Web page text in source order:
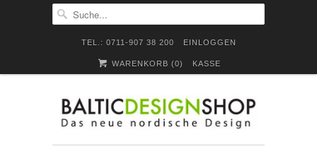
TEL.: 0711-907 38 200 EINLOGGEN
WARENKORB (0) KASSE